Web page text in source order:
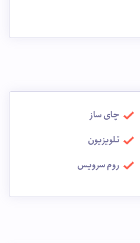
چای ساز
تلویزیون
روم سرویس